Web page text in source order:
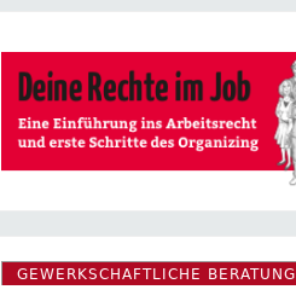
GEWERKSCHAFTLICHE BERATUNG